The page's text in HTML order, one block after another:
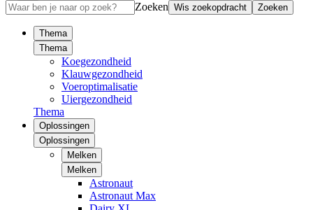
Zoeken Wis zoekopdracht Zoeken
Thema
Thema
Koegezondheid
Klauwgezondheid
Voeroptimalisatie
Uiergezondheid
Thema
Oplossingen
Oplossingen
Melken
Melken
Astronaut
Astronaut Max